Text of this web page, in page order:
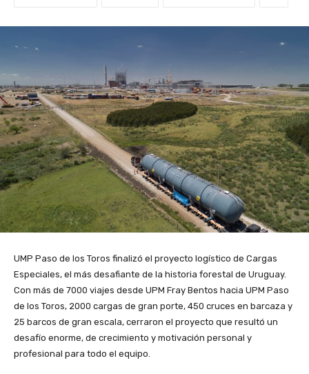
UMP Paso de los Toros finalizó el proyecto logístico de Cargas
Especiales, el más desafiante de la historia forestal de Uruguay.
Con más de 7000 viajes desde UPM Fray Bentos hacia UPM Paso
de los Toros, 2000 cargas de gran porte, 450 cruces en barcaza y
25 barcos de gran escala, cerraron el proyecto que resultó un
desafío enorme, de crecimiento y motivación personal y
profesional para todo el equipo.